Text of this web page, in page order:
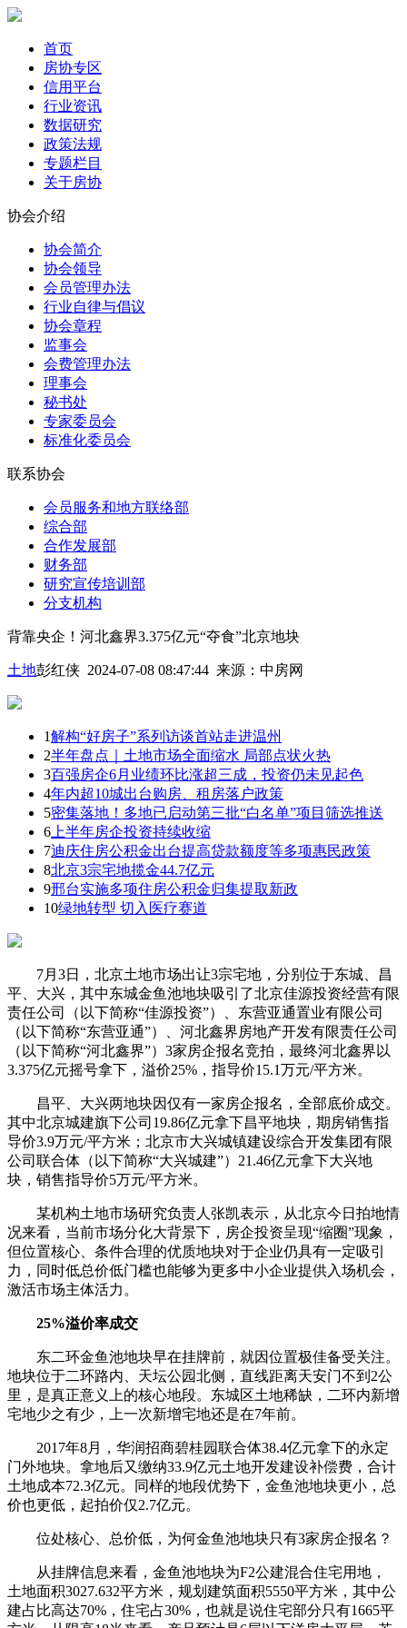
首页
房协专区
信用平台
行业资讯
数据研究
政策法规
专题栏目
关于房协
协会介绍
协会简介
协会领导
会员管理办法
行业自律与倡议
协会章程
监事会
会费管理办法
理事会
秘书处
专家委员会
标准化委员会
联系协会
会员服务和地方联络部
综合部
合作发展部
财务部
研究宣传培训部
分支机构
背靠央企！河北鑫界3.375亿元“夺食”北京地块
土地彭红侠 2024-07-08 08:47:44 来源： 中房网
1解构“好房子”系列访谈首站走进温州
2半年盘点｜土地市场全面缩水 局部点状火热
3百强房企6月业绩环比涨超三成，投资仍未见起色
4年内超10城出台购房、租房落户政策
5密集落地！多地已启动第三批“白名单”项目筛选推送
6 上半年房企投资持续收缩
7迪庆住房公积金出台提高贷款额度等多项惠民政策
8北京3宗宅地揽金44.7亿元
9邢台实施多项住房公积金归集提取新政
10绿地转型 切入医疗赛道
7月3日，北京土地市场出让3宗宅地，分别位于东城、昌
平、大兴，其中东城金鱼池地块吸引了北京佳源投资经营有限
责任公司（以下简称“佳源投资”）、东营亚通置业有限公司
（以下简称“东营亚通”）、河北鑫界房地产开发有限责任公司
（以下简称“河北鑫界”）3家房企报名竞拍，最终河北鑫界以
3.375亿元摇号拿下，溢价25%，指导价15.1万元/平方米。
昌平、大兴两地块因仅有一家房企报名，全部底价成交。
其中北京城建旗下公司19.86亿元拿下昌平地块，期房销售指
导价3.9万元/平方米；北京市大兴城镇建设综合开发集团有限
公司联合体（以下简称“大兴城建”）21.46亿元拿下大兴地
块，销售指导价5万元/平方米。
某机构土地市场研究负责人张凯表示，从北京今日拍地情
况来看，当前市场分化大背景下，房企投资呈现“缩圈”现象，
但位置核心、条件合理的优质地块对于企业仍具有一定吸引
力，同时低总价低门槛也能够为更多中小企业提供入场机会，
激活市场主体活力。
25%溢价率成交
东二环金鱼池地块早在挂牌前，就因位置极佳备受关注。
地块位于二环路内、天坛公园北侧，直线距离天安门不到2公
里，是真正意义上的核心地段。东城区土地稀缺，二环内新增
宅地少之有少，上一次新增宅地还是在7年前。
2017年8月，华润招商碧桂园联合体38.4亿元拿下的永定
门外地块。拿地后又缴纳33.9亿元土地开发建设补偿费，合计
土地成本72.3亿元。同样的地段优势下，金鱼池地块更小，总
价也更低，起拍价仅2.7亿元。
位处核心、总价低，为何金鱼池地块只有3家房企报名？
从挂牌信息来看，金鱼池地块为F2公建混合住宅用地，
土地面积3027.632平方米，规划建筑面积5550平方米，其中公
建占比高达70%，住宅占30%，也就是说住宅部分只有1665平